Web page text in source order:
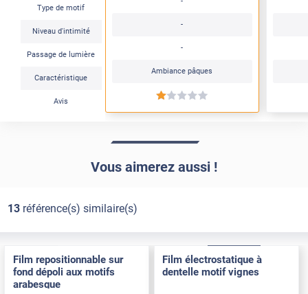
Type de motif
Niveau d'intimité
Passage de lumière
Caractéristique
Avis
-
-
Ambiance pâques
*****
Vous aimerez aussi !
13référence(s) similaire(s)
Film repositionnable sur
fond dépoli aux motifs
arabesque
Film électrostatique à
dentelle motif vignes